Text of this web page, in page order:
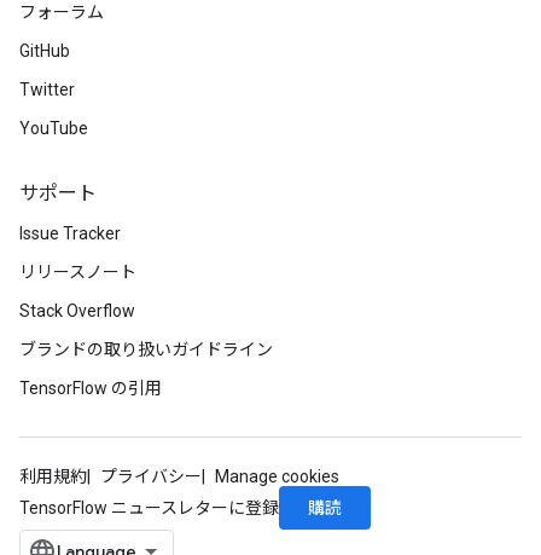
フォーラム
GitHub
Twitter
YouTube
サポート
Issue Tracker
リリースノート
Stack Overflow
ブランドの取り扱いガイドライン
TensorFlow の引用
利用規約 プライバシー
Manage cookies
TensorFlow ニュースレターに登録
購読